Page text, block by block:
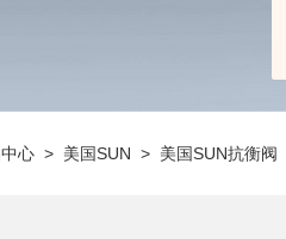
心 > 美国SUN > 美国SUN抗衡阀